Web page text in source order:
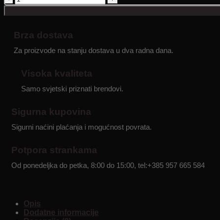
S19
-
romobil
500W
domet
45
Brza dostava
Za proizvode na stanju dostava u dva radna dana.
Visoka kvaliteta
Samo svjetski priznati brendovi.
Sigurna kupovina
Sigurni naćini plaćanja i mogućnost povrata.
Potpora strankama
Od ponedeljka do petka, 8:00 do 15:00, tel:+385 957 665 584
Opis
Dodatne informacije